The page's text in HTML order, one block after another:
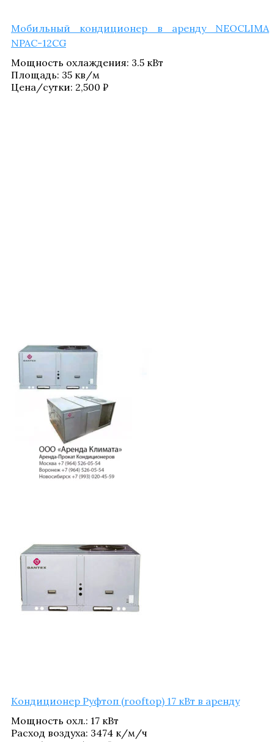
Мобиль­ный кон­ди­ци­о­нер в арен­ду NEOCLIMA
NPAC-12CG
Мощ­ность охла­жде­ния: 3.5 кВт
Пло­щадь: 35 кв/​м
Цена/​сутки: 2,500 ₽
Кон­ди­ци­о­нер Руф­топ (rooftop) 17 кВт в аренду
Мощ­ность охл.: 17 кВт
Рас­ход воз­ду­ха: 3474 к/​м/​ч